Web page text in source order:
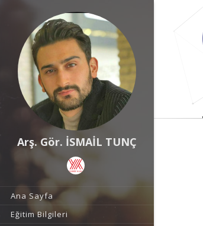
Arş. Gör. İSMAİL TUNÇ
Ana Sayfa
Eğitim Bilgileri